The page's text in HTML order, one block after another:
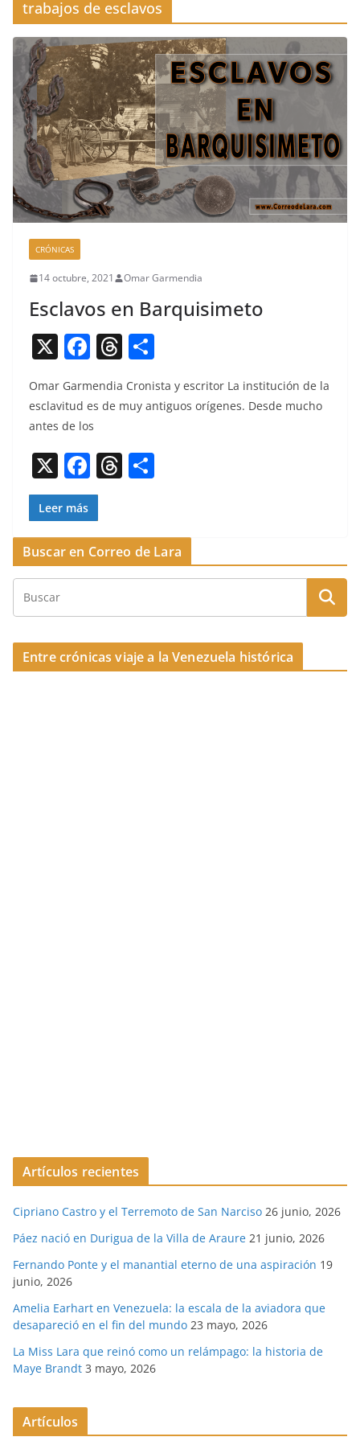
trabajos de esclavos
CRÓNICAS
14 octubre, 2021 Omar Garmendia
Esclavos en Barquisimeto
X F
c
e
b
o
o
k
T
re
d
s
m
p
Omar Gar­men­dia Cro­nista y escritor La insti­tu­ción de la
esclav­i­tud es de muy antigu­os orí­genes. Des­de mucho
antes de los
X F
a
c
e
b
o
k
T
a
d
p
ar
Leer más
Buscar en Correo de Lara
Entre crónicas viaje a la Venezuela histórica
Artículos recientes
Cipriano Castro y el Terremoto de San Narciso 26 junio, 2026
Páez nació en Durigua de la Villa de Araure 21 junio, 2026
Fernando Ponte y el manantial eterno de una aspiración 19
junio, 2026
Amelia Earhart en Venezuela: la escala de la aviadora que
desapareció en el fin del mundo 23 mayo, 2026
La Miss Lara que reinó como un relámpago: la historia de
Maye Brandt 3 mayo, 2026
Artículos